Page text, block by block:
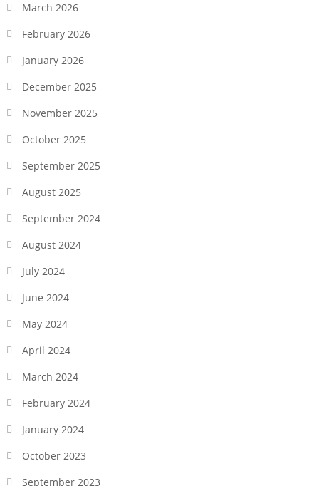
March 2026
February 2026
January 2026
December 2025
November 2025
October 2025
September 2025
August 2025
September 2024
August 2024
July 2024
June 2024
May 2024
April 2024
March 2024
February 2024
January 2024
October 2023
September 2023